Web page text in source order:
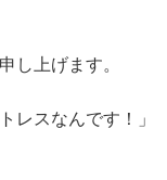
し上げます。
レスなんです！」